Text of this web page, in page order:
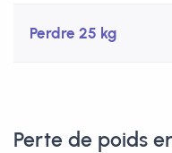
Perdre 25 kg
Perte de poids